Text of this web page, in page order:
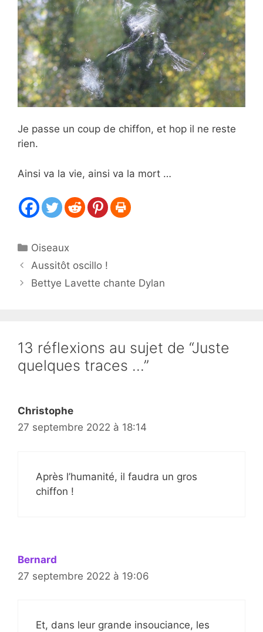
Je passe un coup de chiffon, et hop il ne reste
rien.
Ainsi va la vie, ainsi va la mort …
Catégories
Oiseaux
Aussitôt oscillo !
Bettye Lavette chante Dylan
13 réflexions au sujet de “Juste
quelques traces …”
Christophe
27 septembre 2022 à 18:14
Après l’humanité, il faudra un gros
chiffon !
Bernard
27 septembre 2022 à 19:06
Et, dans leur grande insouciance, les